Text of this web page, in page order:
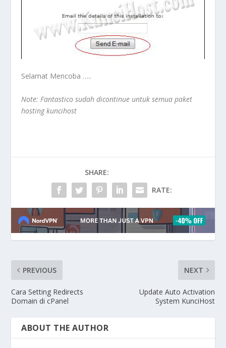
Selamat Mencoba …..
Note: Fantastico sudah dicontinue untuk semua paket
hosting kuncihost
SHARE:
RATE:
PREVIOUS
Cara Setting Redirects
Domain di cPanel
NEXT
Update Auto Activation
System KunciHost
ABOUT THE AUTHOR